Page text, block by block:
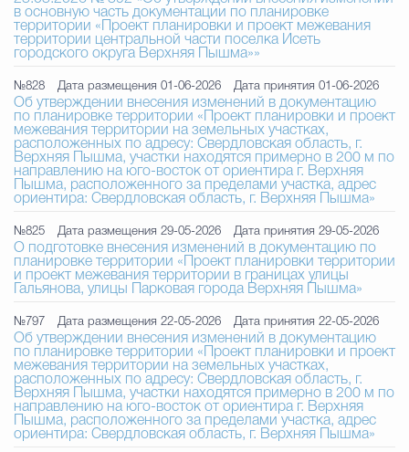
в основную часть документации по планировке
территории «Проект планировки и проект межевания
территории центральной части поселка Исеть
городского округа Верхняя Пышма»»
№828 Дата размещения 01-06-2026 Дата принятия 01-06-2026
Об утверждении внесения изменений в документацию
по планировке территории «Проект планировки и проект
межевания территории на земельных участках,
расположенных по адресу: Свердловская область, г.
Верхняя Пышма, участки находятся примерно в 200 м по
направлению на юго-восток от ориентира г. Верхняя
Пышма, расположенного за пределами участка, адрес
ориентира: Свердловская область, г. Верхняя Пышма»
№825 Дата размещения 29-05-2026 Дата принятия 29-05-2026
О подготовке внесения изменений в документацию по
планировке территории «Проект планировки территории
и проект межевания территории в границах улицы
Гальянова, улицы Парковая города Верхняя Пышма»
№797 Дата размещения 22-05-2026 Дата принятия 22-05-2026
Об утверждении внесения изменений в документацию
по планировке территории «Проект планировки и проект
межевания территории на земельных участках,
расположенных по адресу: Свердловская область, г.
Верхняя Пышма, участки находятся примерно в 200 м по
направлению на юго-восток от ориентира г. Верхняя
Пышма, расположенного за пределами участка, адрес
ориентира: Свердловская область, г. Верхняя Пышма»